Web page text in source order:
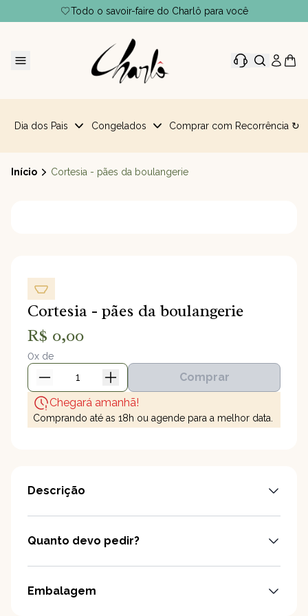
Todo o savoir-faire do Charlô para você
Dia dos Pais Congelados Comprar com Recorrência ↻
Início Cortesia - pães da boulangerie
Cortesia - pães da boulangerie
R$ 0,00
0x de
Comprar
Cortesia - pães
Chegará amanhã!
Comprando até as 18h ou agende para a melhor data.
Descrição
Quanto devo pedir?
Embalagem